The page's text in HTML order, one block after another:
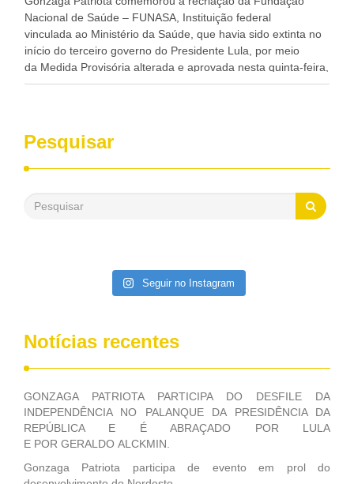
Nacional de Saúde – FUNASA, Instituição federal
vinculada ao Ministério da Saúde, que havia sido extinta no
início do terceiro governo do Presidente Lula, por meio
da Medida Provisória alterada e aprovada nesta quinta-feira,
pelo Congresso Nacional. Gonzaga Patriota disse hoje em
desenvolvimento dos seus municípios e, somente o ano
passado, essa Fundação distribuiu mais de três bilhões de
reais, com suas maravilhosas ações, dentre alas, mais de
saneamento básico, em pequenas comunidades rurais.
Patriota disse ainda que, mesmo sem mandato,
Pesquisar
Seguir no Instagram
Notícias recentes
GONZAGA PATRIOTA PARTICIPA DO DESFILE DA
INDEPENDÊNCIA NO PALANQUE DA PRESIDÊNCIA DA
REPÚBLICA E É ABRAÇADO POR LULA
E POR GERALDO ALCKMIN.
Gonzaga Patriota participa de evento em prol do